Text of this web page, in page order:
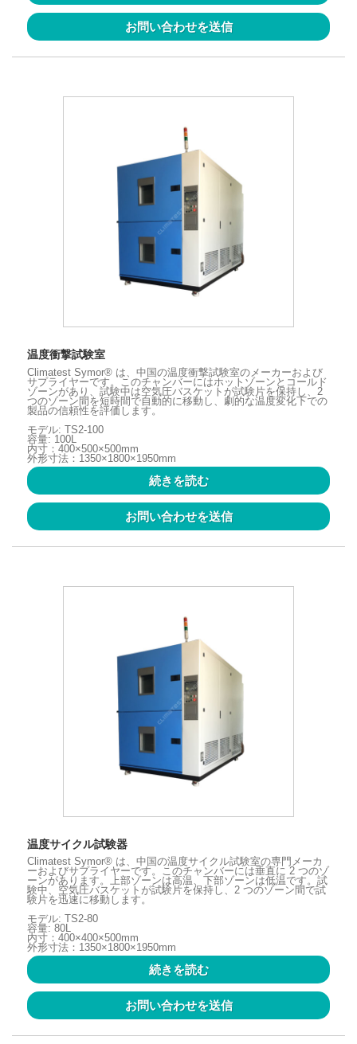
お問い合わせを送信
温度衝撃試験室
Climatest Symor® は、中国の温度衝撃試験室のメーカーおよび
サプライヤーです。このチャンバーにはホットゾーンとコールド
ゾーンがあり、試験中は空気圧バスケットが試験片を保持し、2
つのゾーン間を短時間で自動的に移動し、劇的な温度変化下での
製品の信頼性を評価します。
モデル: TS2-100
容量: 100L
内寸：400×500×500mm
外形寸法：1350×1800×1950mm
続きを読む
お問い合わせを送信
温度サイクル試験器
Climatest Symor® は、中国の温度サイクル試験室の専門メーカ
ーおよびサプライヤーです。このチャンバーには垂直に 2 つのゾ
ーンがあります。上部ゾーンは高温、下部ゾーンは低温です。試
験中、空気圧バスケットが試験片を保持し、2 つのゾーン間で試
験片を迅速に移動します。
モデル: TS2-80
容量: 80L
内寸：400×400×500mm
外形寸法：1350×1800×1950mm
続きを読む
お問い合わせを送信